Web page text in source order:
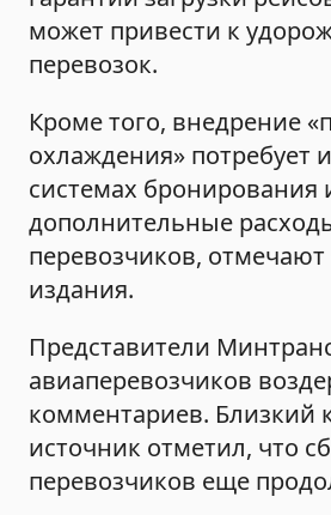
может привести к
перевозок.
Кроме того, внедрение
охлаждения» потребует
системах бронирования
дополнительные
перевозчиков,
издания.
Представители
авиаперевозчиков
комментариев. Близкий
источник отметил, что
перевозчиков еще